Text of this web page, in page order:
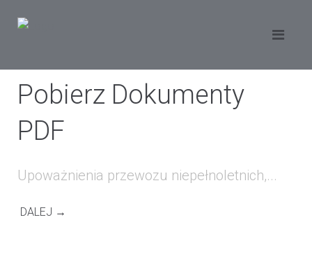
Pobierz Dokumenty
PDF
Upoważnienia przewozu niepełnoletnich,...
DALEJ →